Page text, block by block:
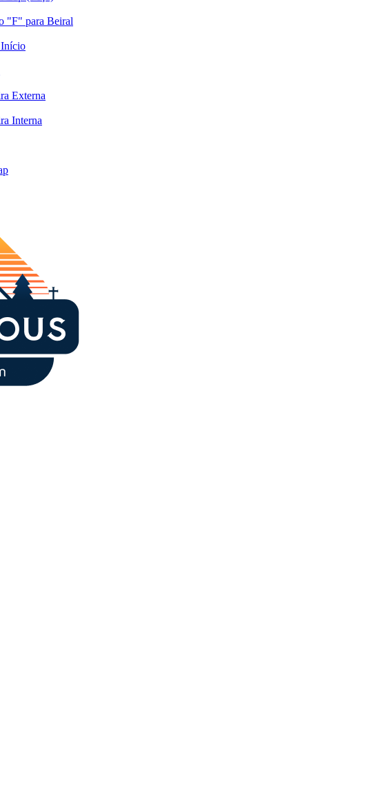
"F" para Beiral
Externa
Interna